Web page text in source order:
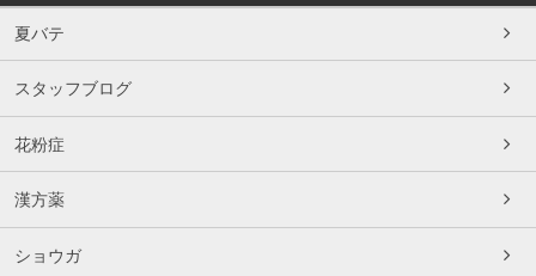
夏バテ
スタッフブログ
花粉症
漢方薬
ショウガ